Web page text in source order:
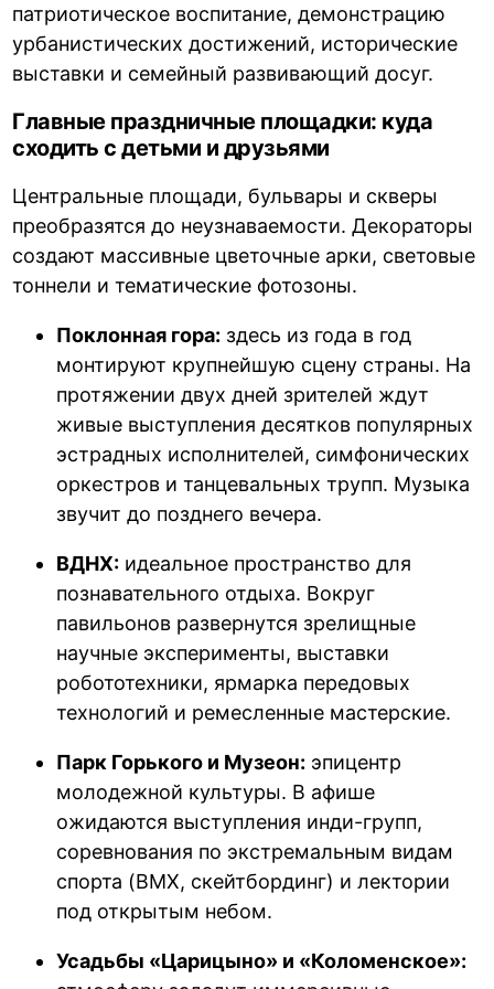
патриотическое воспитание, демонстрацию
урбанистических достижений, исторические
выставки и семейный развивающий досуг.
Главные праздничные площадки: куда
сходить с детьми и друзьями
Центральные площади, бульвары и скверы
преобразятся до неузнаваемости. Декораторы
создают массивные цветочные арки, световые
тоннели и тематические фотозоны.
Поклонная гора: здесь из года в год
монтируют крупнейшую сцену страны. На
протяжении двух дней зрителей ждут
живые выступления десятков популярных
эстрадных исполнителей, симфонических
оркестров и танцевальных трупп. Музыка
звучит до позднего вечера.
ВДНХ: идеальное пространство для
познавательного отдыха. Вокруг
павильонов развернутся зрелищные
научные эксперименты, выставки
робототехники, ярмарка передовых
технологий и ремесленные мастерские.
Парк Горького и Музеон: эпицентр
молодежной культуры. В афише
ожидаются выступления инди-групп,
соревнования по экстремальным видам
спорта (BMX, скейтбординг) и лектории
под открытым небом.
Усадьбы «Царицыно» и «Коломенское»: